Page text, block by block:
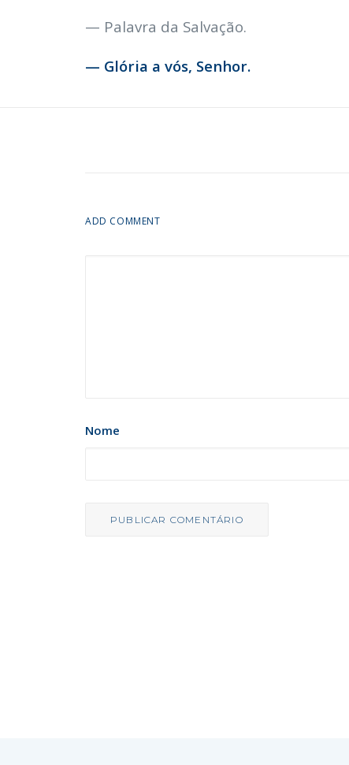
— Palavra da Salvação.
— Glória a vós, Senhor.
ADD COMMENT
Nome